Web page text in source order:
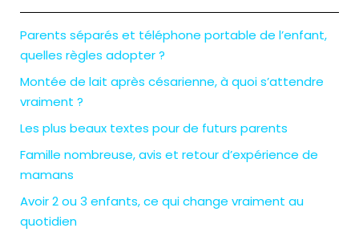
Parents séparés et téléphone portable de l’enfant,
quelles règles adopter ?
Montée de lait après césarienne, à quoi s’attendre
vraiment ?
Les plus beaux textes pour de futurs parents
Famille nombreuse, avis et retour d’expérience de
mamans
Avoir 2 ou 3 enfants, ce qui change vraiment au
quotidien